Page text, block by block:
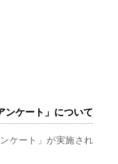
ンケート」について
ケート」が実施され